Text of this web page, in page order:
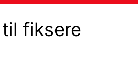
fiksere